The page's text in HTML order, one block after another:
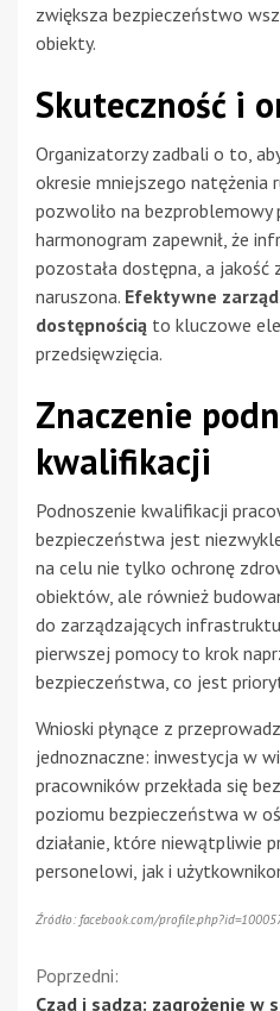
zwiększa bezpieczeństwo
obiekty.
Skuteczność i
Organizatorzy zadbali o to,
okresie mniejszego natężenia
pozwoliło na bezproblemowy
harmonogram zapewnił, że
pozostała dostępna, a jakość
naruszona. Efektywne
dostępnością to kluczowe
przedsięwzięcia.
Znaczenie
kwalifikacji
Podnoszenie kwalifikacji
bezpieczeństwa jest
na celu nie tylko ochronę
obiektów, ale również
do zarządzających
pierwszej pomocy to krok
bezpieczeństwa, co jest
Wnioski płynące z
jednoznaczne: inwestycja w
pracowników przekłada się
poziomu bezpieczeństwa w
działanie, które niewątpliwie
personelowi, jak i
Źródło: facebook.com/
Kontynuuj
Poprzedni:
Czad i sadza: zagrożenie w